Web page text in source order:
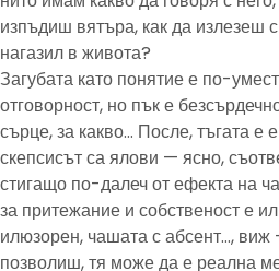
изпъдиш вятъра, как да излезеш
нагазил в живота?
Загубата като понятие е по-
отговорност, но пък е
сърце, за какво… После, тъгата е
скепсисът са ялови — ясно,
стигащо по-далеч от ефекта на
за притежание и собственост е
илюзорен, чашата с абсент…,
позволиш, тя може да е реална